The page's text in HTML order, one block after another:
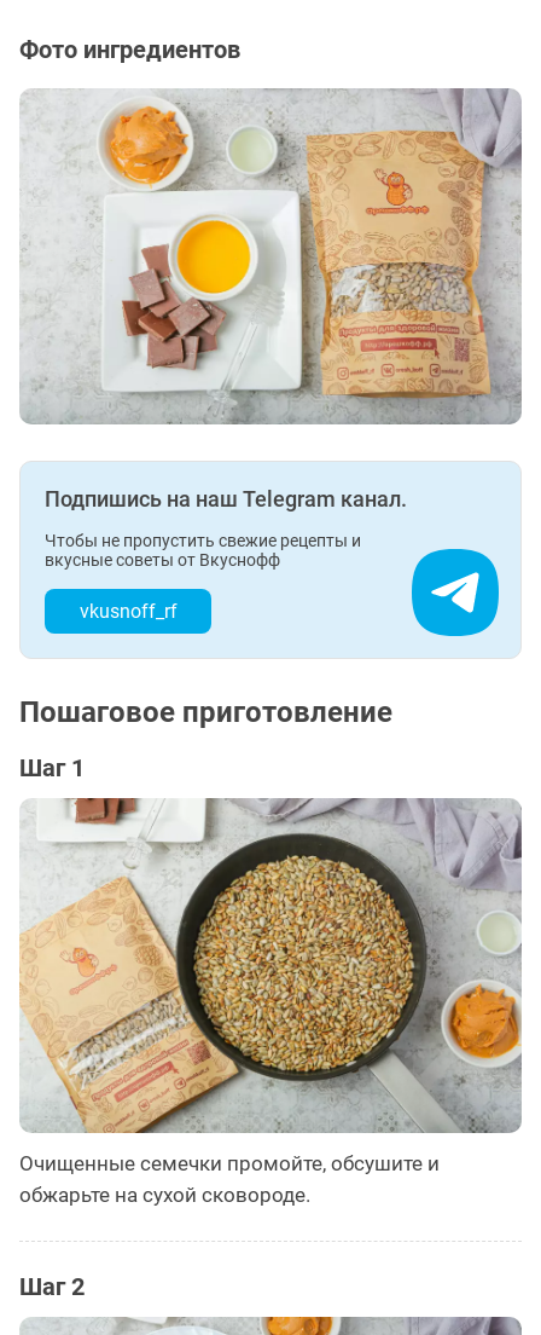
Фото ингредиентов
Подпишись на наш Telegram канал.
Чтобы не пропустить свежие рецепты и
вкусные советы от Вкуснофф
vkusnoff_rf
Пошаговое приготовление
Шаг 1
Очищенные семечки промойте, обсушите и
обжарьте на сухой сковороде.
Шаг 2